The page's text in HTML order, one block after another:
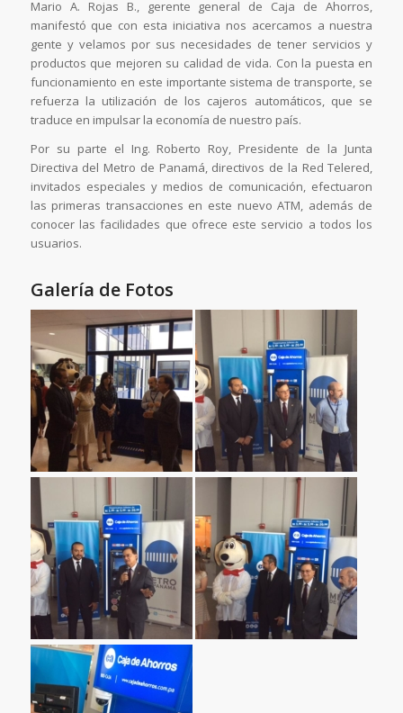
Mario A. Rojas B., gerente general de Caja de Ahorros,
manifestó que con esta iniciativa nos acercamos a nuestra
gente y velamos por sus necesidades de tener servicios y
productos que mejoren su calidad de vida. Con la puesta en
funcionamiento en este importante sistema de transporte, se
refuerza la utilización de los cajeros automáticos, que se
traduce en impulsar la economía de nuestro país.
Por su parte el Ing. Roberto Roy, Presidente de la Junta
Directiva del Metro de Panamá, directivos de la Red Telered,
invitados especiales y medios de comunicación, efectuaron
las primeras transacciones en este nuevo ATM, además de
conocer las facilidades que ofrece este servicio a todos los
usuarios.
Galería de Fotos